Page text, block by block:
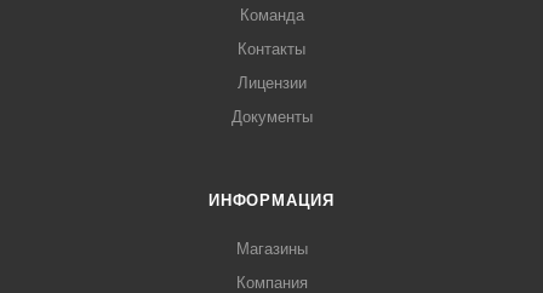
Команда
Контакты
Лицензии
Документы
ИНФОРМАЦИЯ
Магазины
Компания